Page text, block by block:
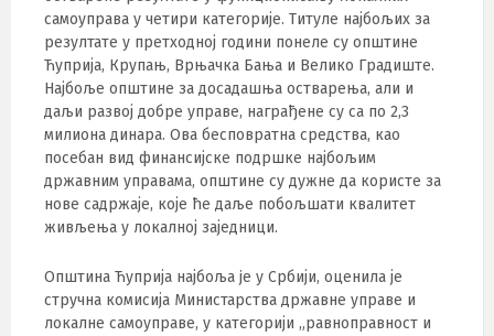
самоуправа у четири категорије. Tитуле најбољих за
резултате у претходној години понеле су општине
Ћуприја, Крупањ, Врњачка Бања и Велико Градиште.
Најбоље општине за досадашња остварења, али и
даљи развој добре управе, награђене су са по 2,3
милиона динара. Ова бесповратна средства, као
посебан вид финансијске подршке најбољим
државним управама, општине су дужне да користе за
нове садржаје, које ће даље побољшати квалитет
живљења у локалној заједници.
Општина Ћуприја најбоља je у Србији, оценила је
стручна комисија Министарства државне управе и
локалне самоуправе, у категорији „равноправност и